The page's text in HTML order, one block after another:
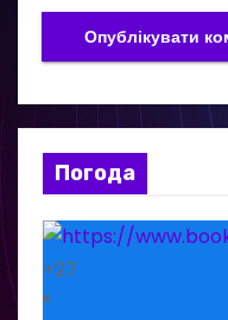
Погода
+27
°